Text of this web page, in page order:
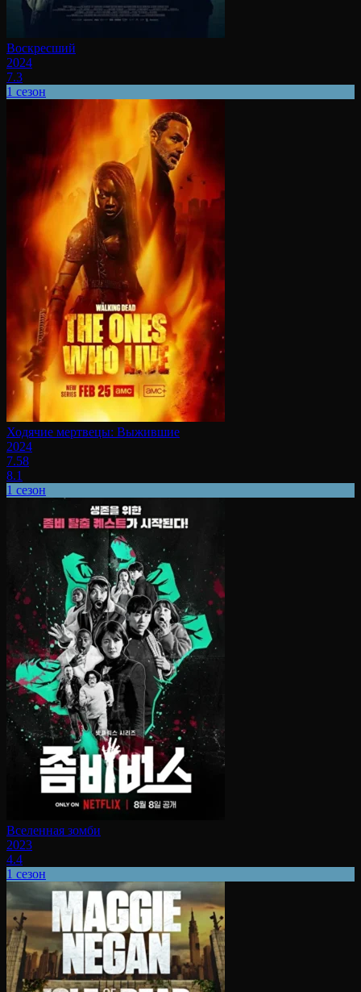
Воскресший
2024
7.3
1 сезон
Ходячие мертвецы: Выжившие
2024
7.58
8.1
1 сезон
Вселенная зомби
2023
4.4
1 сезон